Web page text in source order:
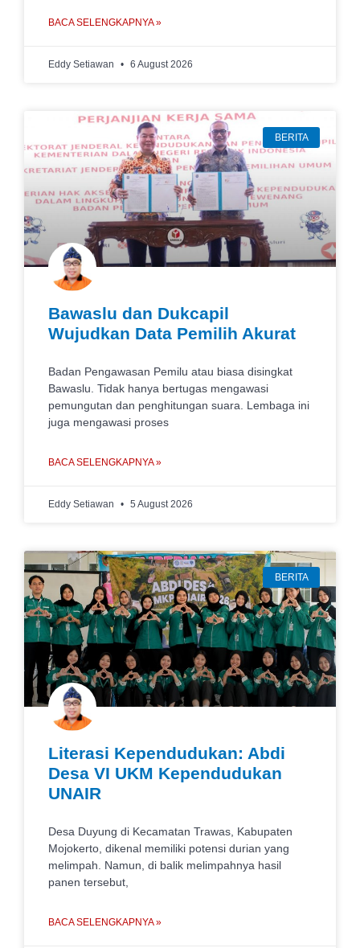
BACA SELENGKAPNYA »
Eddy Setiawan 6 August 2026
BERITA
Bawaslu dan Dukcapil
Wujudkan Data Pemilih Akurat
Badan Pengawasan Pemilu atau biasa disingkat
Bawaslu. Tidak hanya bertugas mengawasi
pemungutan dan penghitungan suara. Lembaga ini
juga mengawasi proses
BACA SELENGKAPNYA »
Eddy Setiawan 5 August 2026
BERITA
Literasi Kependudukan: Abdi
Desa VI UKM Kependudukan
UNAIR
Desa Duyung di Kecamatan Trawas, Kabupaten
Mojokerto, dikenal memiliki potensi durian yang
melimpah. Namun, di balik melimpahnya hasil
panen tersebut,
BACA SELENGKAPNYA »